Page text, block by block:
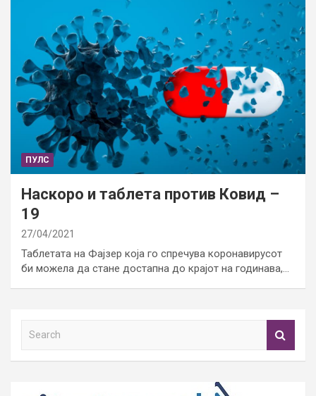
ПУЛС
Наскоро и таблета против Ковид –
19
27/04/2021
Таблетата на Фајзер која го спречува коронавирусот
би можела да стане достапна до крајот на годинава,…